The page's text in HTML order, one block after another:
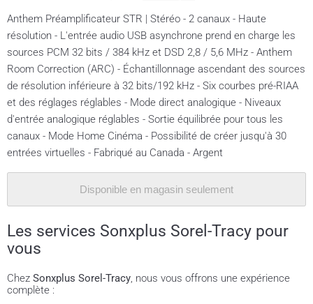
Anthem Préamplificateur STR | Stéréo - 2 canaux - Haute
résolution - L'entrée audio USB asynchrone prend en charge les
sources PCM 32 bits / 384 kHz et DSD 2,8 / 5,6 MHz - Anthem
Room Correction (ARC) - Échantillonnage ascendant des sources
de résolution inférieure à 32 bits/192 kHz - Six courbes pré-RIAA
et des réglages réglables - Mode direct analogique - Niveaux
d'entrée analogique réglables - Sortie équilibrée pour tous les
canaux - Mode Home Cinéma - Possibilité de créer jusqu'à 30
entrées virtuelles - Fabriqué au Canada - Argent
Disponible en magasin seulement
Les services Sonxplus Sorel-Tracy pour
vous
Chez Sonxplus Sorel-Tracy, nous vous offrons une expérience
complète :